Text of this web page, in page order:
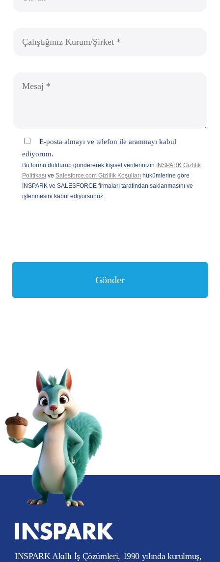
INSPARK Akıllı İş Çözümleri, 1990 yılında kurulmuş,